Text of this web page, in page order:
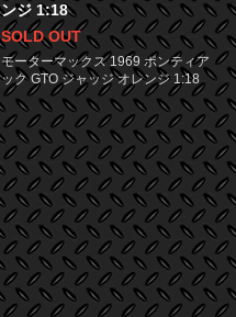
ンジ 1:18
SOLD OUT
モーターマックス 1969 ポンティア
ック GTO ジャッジ オレンジ 1:18